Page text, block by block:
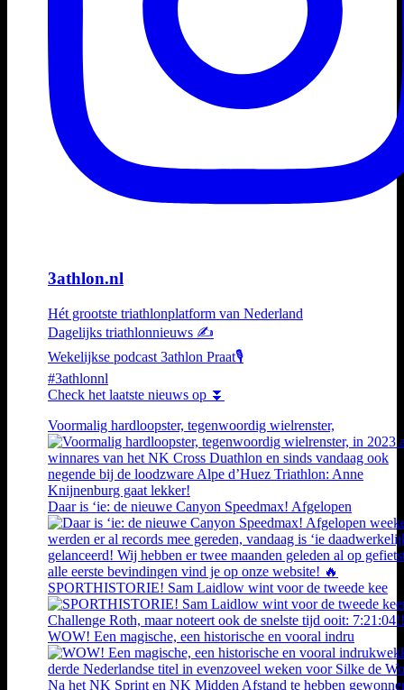
3athlon.nl
Hét grootste triathlonplatform van Nederland
Dagelijks triathlonnieuws ✍️
Wekelijkse podcast 3athlon Praat🎙️
#3athlonnl
Check het laatste nieuws op ⏬
Voormalig hardloopster, tegenwoordig wielrenster,
Daar is ‘ie: de nieuwe Canyon Speedmax! Afgelopen
SPORTHISTORIE! Sam Laidlow wint voor de tweede kee
WOW! Een magische, een historische en vooral indru